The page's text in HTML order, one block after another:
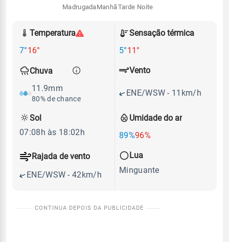
Madrugada Manhã Tarde Noite
Temperatura
7°16°
Sensação térmica
5°11°
Chuva
11.9mm
80% de chance
Umidade do ar
89%96%
Vento
ENE/WSW - 11km/h
Rajada de vento
ENE/WSW - 42km/h
Sol
07:08h às 18:02h
Lua
Minguante